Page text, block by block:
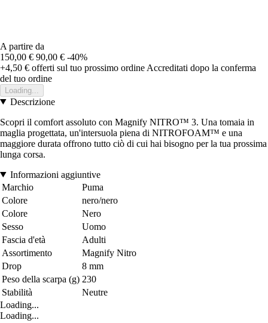
A partire da
150,00 € 90,00 € -40%
+4,50 € offerti sul tuo prossimo ordine Accreditati dopo la conferma
del tuo ordine
Loading...
Descrizione
Scopri il comfort assoluto con Magnify NITRO™ 3. Una tomaia in
maglia progettata, un'intersuola piena di NITROFOAM™ e una
maggiore durata offrono tutto ciò di cui hai bisogno per la tua prossima
lunga corsa.
Informazioni aggiuntive
Marchio
Puma
Colore
nero/nero
Colore
Nero
Sesso
Uomo
Fascia d'età
Adulti
Assortimento
Magnify Nitro
Drop
8 mm
Peso della scarpa (g) 230
Stabilità
Neutre
Loading...
Loading...